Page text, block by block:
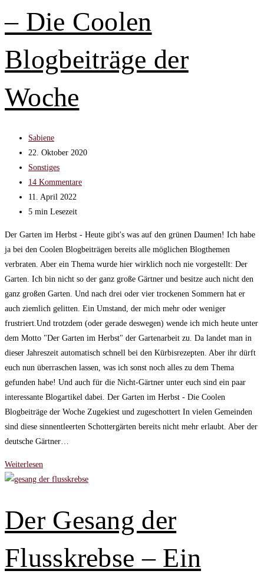
alle
Gartenfreunde
– Die Coolen
Blogbeiträge der
Woche
Beitrags-
Autor:
Sabiene
Beitrag
veröffentlicht:
22. Oktober 2020
Beitrags-
Kategorie:
Sonstiges
Beitrags-
Kommentare:
14 Kommentare
Beitrag
zuletzt
11. April 2022
Lesedauer:
5 min Lesezeit
Der Garten im Herbst - Heute gibt's was auf den grünen Daumen! Ich habe
ja bei den Coolen Blogbeiträgen bereits alle möglichen Blogthemen
verbraten. Aber ein Thema wurde hier wirklich noch nie vorgestellt: Der
Garten. Ich bin nicht so der ganz große Gärtner und besitze auch nicht den
ganz großen Garten. Und nach drei oder vier trockenen Sommern hat er
auch ziemlich gelitten. Ein Umstand, der mich mehr oder weniger
frustriert.Und trotzdem (oder gerade deswegen) wende ich mich heute unter
dem Motto "Der Garten im Herbst" der Gartenarbeit zu. Da landet man in
dieser Jahreszeit automatisch schnell bei den Kürbisrezepten. Aber ihr dürft
euch nun überraschen lassen, was ich sonst noch alles zu dem Thema
gefunden habe! Und auch für die Nicht-Gärtner unter euch sind ein paar
interessante Blogartikel dabei. Der Garten im Herbst - Die Coolen
Blogbeiträge der Woche Zugekiest und zugeschottert In vielen Gemeinden
sind diese sinnentleerten Schottergärten bereits nicht mehr erlaubt. Aber der
deutsche Gärtner…
Weiterlesen
Garten
–
Coolen
Blogbeiträge
Der Gesang der
Flusskrebse – Ein